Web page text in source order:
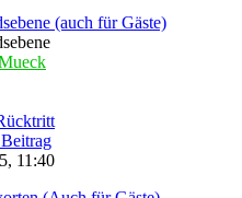
(auch für Gäste)
11:40